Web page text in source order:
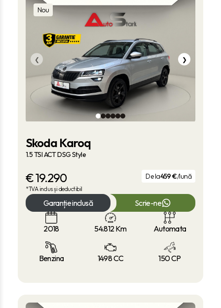
❮ ❯
Nou
Skoda Karoq
1.5 TSI ACT DSG Style
€19.290
*TVA inclus și deductibil
De la459 €/lună
Garanție inclusă Scrie-ne
2018 54.812 Km Automata
Benzina 1498 CC 150 CP